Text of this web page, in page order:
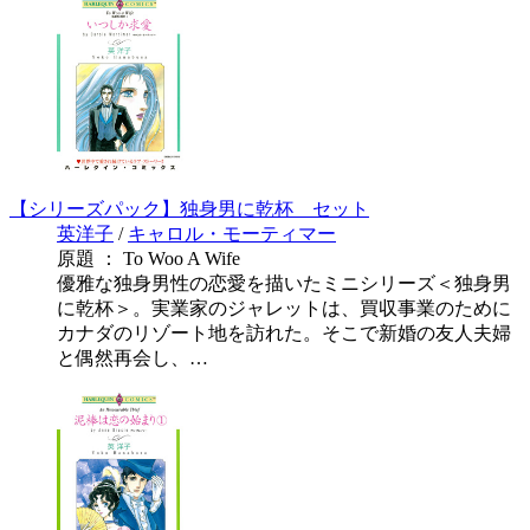
【シリーズパック】独身男に乾杯 セット
英洋子 / キャロル・モーティマー
原題 ： To Woo A Wife
優雅な独身男性の恋愛を描いたミニシリーズ＜独身男
に乾杯＞。実業家のジャレットは、買収事業のために
カナダのリゾート地を訪れた。そこで新婚の友人夫婦
と偶然再会し、…